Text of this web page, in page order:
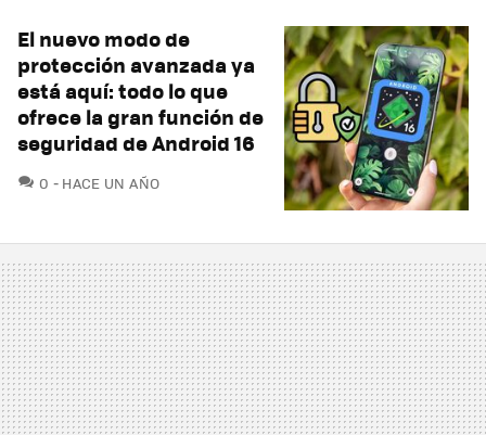
El nuevo modo de
protección avanzada ya
está aquí: todo lo que
ofrece la gran función de
seguridad de Android 16
0 COMENTARIOS
HACE UN AÑO